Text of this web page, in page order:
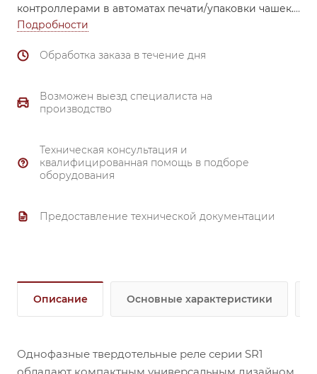
контроллерами в автоматах печати/упаковки чашек.
Подробности
Обработка заказа в течение дня
Возможен выезд специалиста на
производство
Техническая консультация и
квалифицированная помощь в подборе
оборудования
Предоставление технической документации
Описание Основные характеристики
Однофазные твердотельные реле серии SR1